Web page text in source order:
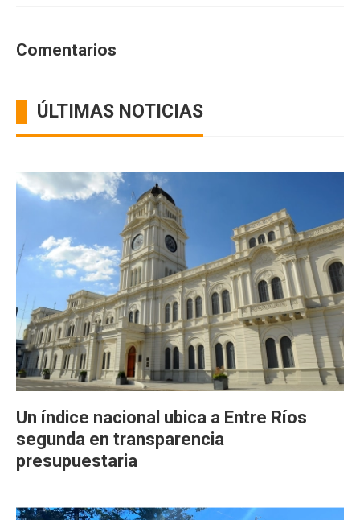
Comentarios
ÚLTIMAS NOTICIAS
Un índice nacional ubica a Entre Ríos
segunda en transparencia
presupuestaria